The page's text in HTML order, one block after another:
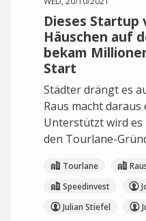
Dieses
Häuschen auf
bekam
Start
Städter drängt es
Raus macht daraus
Unterstützt wird
den Tourlane-
Tourlane
Speedinvest
Julian Stiefel